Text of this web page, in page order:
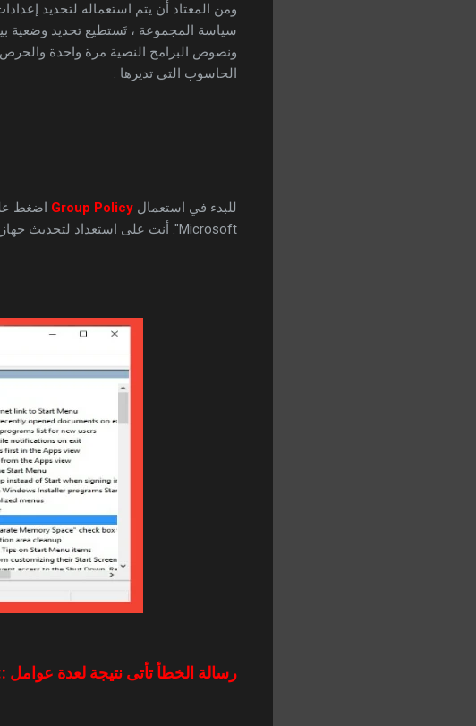
ومن المعتاد أن يتم استعماله لتحديد
سياسة المجموعة ، تَستطيع تحديد وضعية
ونصوص البرامج النصية مرة واحدة
الحاسوب التي تديرها .
للبدء في استعمال Group Policy اضغط
Microsoft". أنت على استعداد لتحديث جهاز الحاسب الآلي المخصص بك ، أو إتمام أي مهمة أخرى تعتزم القيام بها.
رسالة الخطأ تأتى نتيجة لعدة عوامل